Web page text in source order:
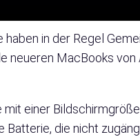
in der Regel
neueren MacBooks
einer
die nicht